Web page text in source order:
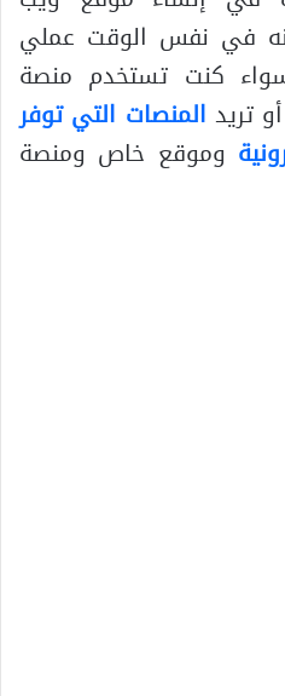
في نفس الوقت عملي
كنت تستخدم منصة
تريد المنصات التي توفر
وموقع خاص ومنصة